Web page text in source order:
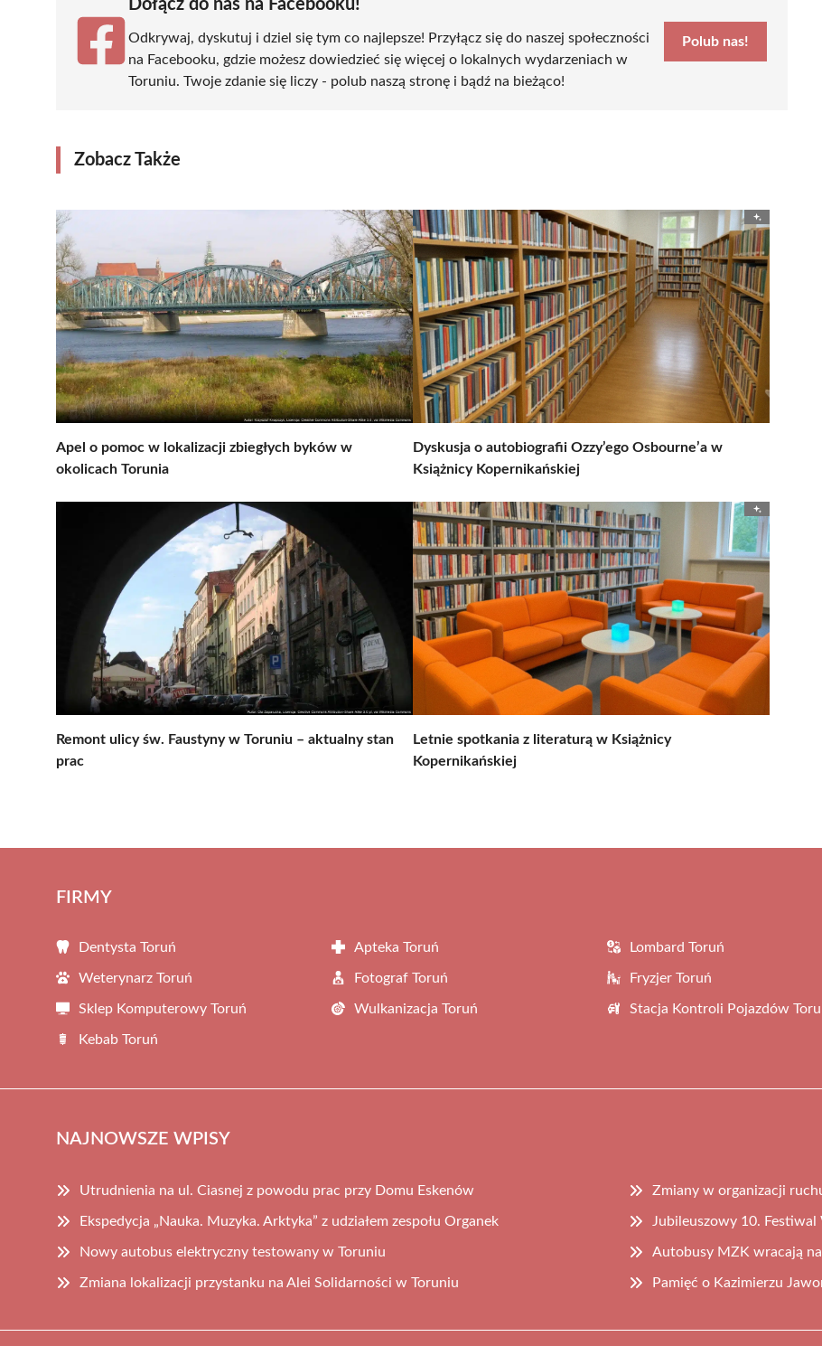
Dołącz do nas na Facebooku!
Odkrywaj, dyskutuj i dziel się tym co najlepsze! Przyłącz się do naszej społeczności
na Facebooku, gdzie możesz dowiedzieć się więcej o lokalnych wydarzeniach w
Toruniu. Twoje zdanie się liczy - polub naszą stronę i bądź na bieżąco!
Polub nas!
Zobacz Także
Apel o pomoc w lokalizacji zbiegłych byków w
okolicach Torunia
Dyskusja o autobiografii Ozzy’ego Osbourne’a w
Książnicy Kopernikańskiej
Remont ulicy św. Faustyny w Toruniu – aktualny stan
prac
Letnie spotkania z literaturą w Książnicy
Kopernikańskiej
FIRMY
Dentysta Toruń Apteka Toruń Lombard Toruń
Weterynarz Toruń Fotograf Toruń Fryzjer Toruń
Sklep Komputerowy Toruń Wulkanizacja Toruń Stacja Kontroli Pojazdów
Kebab Toruń
NAJNOWSZE WPISY
Utrudnienia na ul. Ciasnej z powodu prac przy Domu Eskenów Zmiany w organizacji
Ekspedycja „Nauka. Muzyka. Arktyka” z udziałem zespołu Organek Jubileuszowy 10. Festiwal
Nowy autobus elektryczny testowany w Toruniu Autobusy MZK wracają
Zmiana lokalizacji przystanku na Alei Solidarności w Toruniu Pamięć o Kazimierzu